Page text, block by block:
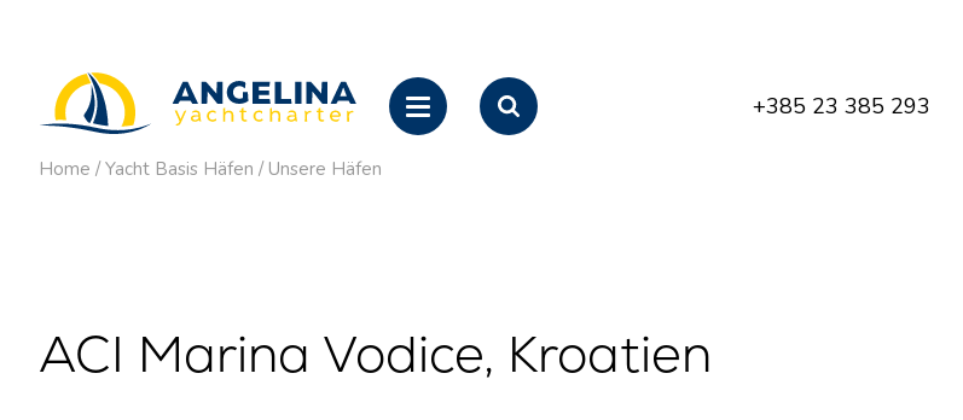
+385 23 385 293
Home / Yacht Basis Häfen / Unsere Häfen
ACI Marina Vodice, Kroatien